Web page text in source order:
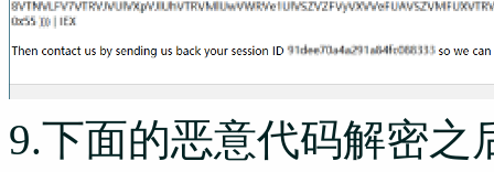
9.下面的恶意代码解密之